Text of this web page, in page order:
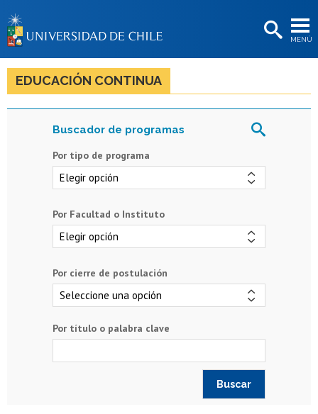
MENÚ
BIBLIOTECAS
LA UNIVERSIDAD
Estudiantes
Académicas/os
Funcionarias/os
Egresadas/os
EDUCACIÓN CONTINUA
Por tipo de programa
Por Facultad o Instituto
Por cierre de postulación
Por título o palabra clave